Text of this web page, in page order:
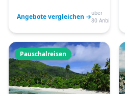
Angebote vergleichen →über
80 Anbieter
Pauschalreisen